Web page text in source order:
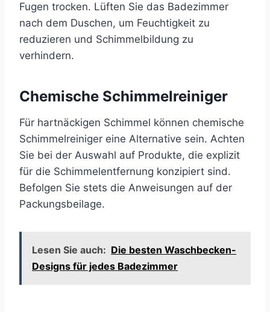
Fugen trocken. Lüften Sie das Badezimmer
nach dem Duschen, um Feuchtigkeit zu
reduzieren und Schimmelbildung zu
verhindern.
Chemische Schimmelreiniger
Für hartnäckigen Schimmel können chemische
Schimmelreiniger eine Alternative sein. Achten
Sie bei der Auswahl auf Produkte, die explizit
für die Schimmelentfernung konzipiert sind.
Befolgen Sie stets die Anweisungen auf der
Packungsbeilage.
Lesen Sie auch: Die besten Waschbecken-
Designs für jedes Badezimmer